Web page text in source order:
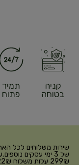
קניה
בטוחה
תמיד
פתוח
של 3 ימי עסקים